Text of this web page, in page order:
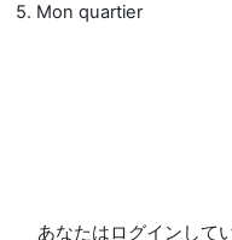
5. Mon quartier
あなたはログインして